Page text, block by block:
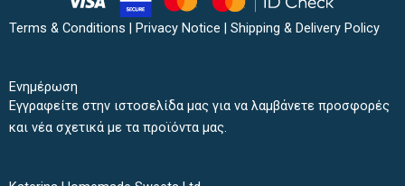
b
t
t
a
t
u
Terms & Conditions | Privacy Notice | Shipping & Delivery Policy
Ενημέρωση
Εγγραφείτε στην ιστοσελίδα μας για να λαμβάνετε προσφορές
και νέα σχετικά με τα προϊόντα μας.